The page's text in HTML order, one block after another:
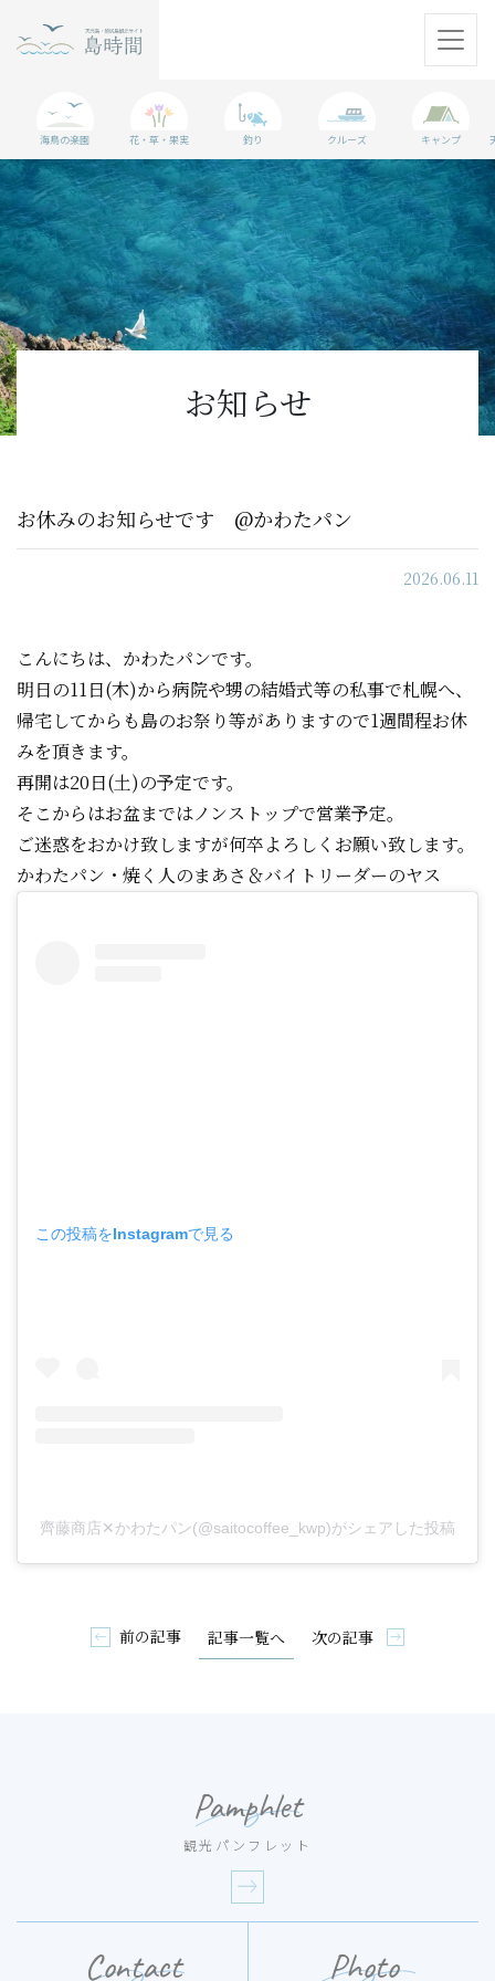
天売島
焼尻島
観光情報
島に行く準備
WEBマガジン
お問い合わせ
フォトライブラリー
海鳥の楽園 花・草・果実 釣り クルーズ キャンプ
お知らせ
お休みのお知らせです @かわたパン
2026.06.11
こんにちは、かわたパンです。
明日の11日(木)から病院や甥の結婚式等の私事で札幌へ、
帰宅してからも島のお祭り等がありますので1週間程お休
みを頂きます。
再開は20日(土)の予定です。
そこからはお盆まではノンストップで営業予定。
ご迷惑をおかけ致しますが何卒よろしくお願い致します。
かわたパン・焼く人のまあさ＆バイトリーダーのヤス
この投稿をInstagramで見る
齊藤商店✕かわたパン(@saitocoffee_kwp)がシェアした投稿
前の記事 記事一覧へ 次の記事
Pamphlet
観光パンフレット
Contact Photo